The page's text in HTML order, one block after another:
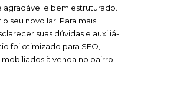
e bem estruturado.
seu novo lar! Para mais
suas dúvidas e auxiliá-
foi otimizado para SEO,
à venda no bairro